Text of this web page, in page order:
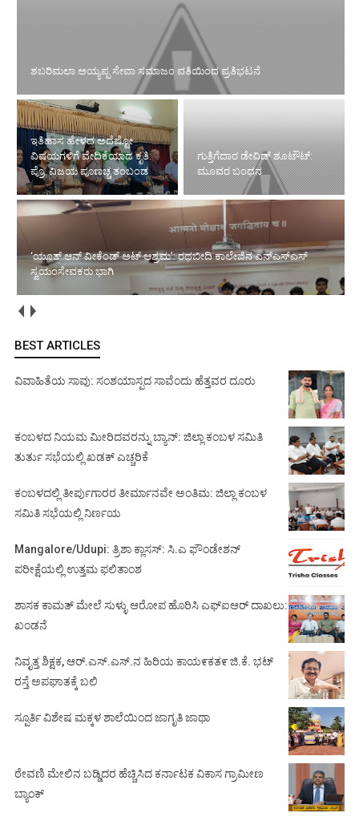
ಶಬರಿಮಲಾ ಅಯ್ಯಪ್ಪ ಸೇವಾ ಸಮಾಜಂ ವತಿಯಿಂದ ಪ್ರತಿಭಟನೆ
ಇತಿಹಾಸ ಹೇಳದ ಅದೆಷ್ಟೋ
ವಿಷಯಗಳಿಗೆ ವೇದಿಕೆಯಾದ ಕೃತಿ:
ಪ್ರೊ. ವಿಜಯ ಪೂಣಚ್ಚ ತಂಬಂಡ
ಗುತ್ತಿಗೆದಾರ ಡೇವಿಡ್ ಶೂಟೌಟ್:
ಮೂವರ ಬಂಧನ
‘ಯೂತ್ ಆನ್ ವೀಕೆಂಡ್ ಅಟ್ ಆಶ್ರಮ’: ರಥಬೀದಿ ಕಾಲೇಜಿನ ಎನ್‌ಎಸ್‌ಎಸ್
ಸ್ವಯಂಸೇವಕರು ಭಾಗಿ
BEST ARTICLES
ವಿವಾಹಿತೆಯ ಸಾವು: ಸಂಶಯಾಸ್ಪದ ಸಾವೆಂದು ಹೆತ್ತವರ ದೂರು
ಕಂಬಳದ ನಿಯಮ ಮೀರಿದವರನ್ನು ಬ್ಯಾನ್: ಜಿಲ್ಲಾ ಕಂಬಳ ಸಮಿತಿ
ತುರ್ತು ಸಭೆಯಲ್ಲಿ ಖಡಕ್ ಎಚ್ಚರಿಕೆ
ಕಂಬಳದಲ್ಲಿ ತೀರ್ಪುಗಾರರ ತೀರ್ಮಾನವೇ ಅಂತಿಮ: ಜಿಲ್ಲಾ ಕಂಬಳ
ಸಮಿತಿ ಸಭೆಯಲ್ಲಿ ನಿರ್ಣಯ
Mangalore/Udupi: ತ್ರಿಶಾ ಕ್ಲಾಸಸ್: ಸಿ.ಎ ಫೌಂಡೇಶನ್
ಪರೀಕ್ಷೆಯಲ್ಲಿ ಉತ್ತಮ ಫಲಿತಾಂಶ
ಶಾಸಕ ಕಾಮತ್ ಮೇಲೆ ಸುಳ್ಳು ಆರೋಪ ಹೊರಿಸಿ ಎಫ್‌ಐಆರ್ ದಾಖಲು:
ಖಂಡನೆ
ನಿವೃತ್ತ ಶಿಕ್ಷಕ, ಆರ್.ಎಸ್.ಎಸ್.ನ ಹಿರಿಯ ಕಾಯ೯ಕತ೯ ಜಿ.ಕೆ. ಭಟ್
ರಸ್ತೆ ಅಪಘಾತಕ್ಕೆ ಬಲಿ
ಸ್ಪೂರ್ತಿ ವಿಶೇಷ ಮಕ್ಕಳ ಶಾಲೆಯಿಂದ ಜಾಗೃತಿ ಜಾಥಾ
ಠೇವಣಿ ಮೇಲಿನ ಬಡ್ಡಿದರ ಹೆಚ್ಚಿಸಿದ ಕರ್ನಾಟಕ ವಿಕಾಸ ಗ್ರಾಮೀಣ
ಬ್ಯಾಂಕ್